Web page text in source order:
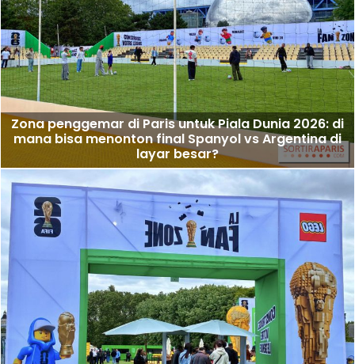
Zona penggemar di Paris untuk Piala Dunia 2026: di
mana bisa menonton final Spanyol vs Argentina di
layar besar?